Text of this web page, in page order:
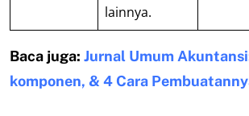
lainnya.
Baca juga: Jurnal Umum
komponen, & 4 Cara